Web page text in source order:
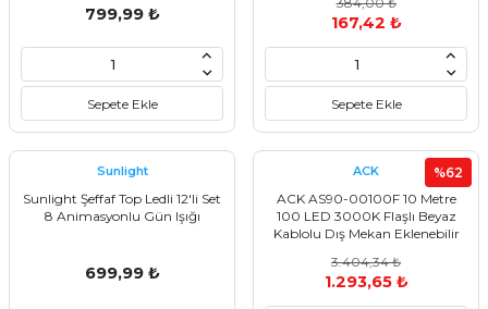
Vavien Anahtarlar
Led Etanj Armatür
Lineer Aydınlatma Armatürleri
Magnetic Armatürler
Sensörlü Armatürler
Tezgah Altı Armatürler
Audio Şifreli Şifresiz Zil Butonları
Audio Tek Butonlu Zil Panelleri
Audio Villa Görüntülü Sistemler
Audio Yan Sıra Butonlu Zil Panelleri
Diafon Sistemi Aksesuarları
Santral - Güç Kaynağı
799,99 ₺
Sepete Ekle
167,42 ₺
Sepete Ekle
Sunlight
Sunlight Şeffaf Top Ledli 12'li Set
8 Animasyonlu Gün Işığı
699,99 ₺
%62
ACK
ACK AS90-00100F 10 Metre
100 LED 3000K Flaşlı Beyaz
Kablolu Dış Mekan Eklenebilir
3.404,34 ₺
1.293,65 ₺